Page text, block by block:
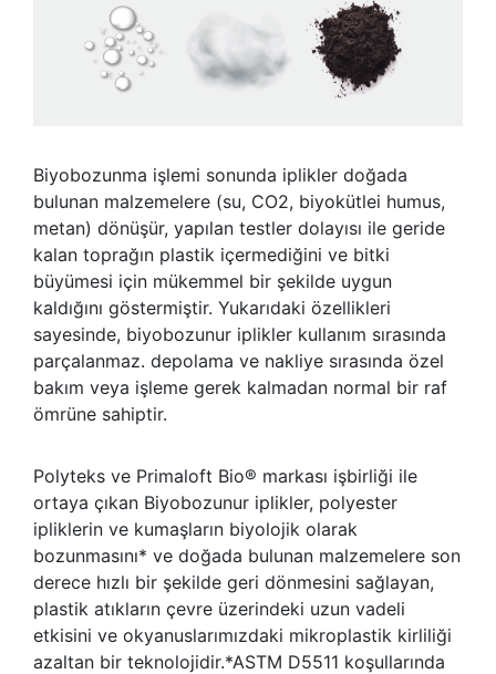
Biyobozunma işlemi sonunda iplikler doğada
bulunan malzemelere (su, CO2, biyokütlei humus,
metan) dönüşür, yapılan testler dolayısı ile geride
kalan toprağın plastik içermediğini ve bitki
büyümesi için mükemmel bir şekilde uygun
kaldığını göstermiştir. Yukarıdaki özellikleri
sayesinde, biyobozunur iplikler kullanım sırasında
parçalanmaz. depolama ve nakliye sırasında özel
bakım veya işleme gerek kalmadan normal bir raf
ömrüne sahiptir.
Polyteks ve Primaloft Bio® markası işbirliği ile
ortaya çıkan Biyobozunur iplikler, polyester
ipliklerin ve kumaşların biyolojik olarak
bozunmasını* ve doğada bulunan malzemelere son
derece hızlı bir şekilde geri dönmesini sağlayan,
plastik atıkların çevre üzerindeki uzun vadeli
etkisini ve okyanuslarımızdaki mikroplastik kirliliği
azaltan bir teknolojidir.*ASTM D5511 koşullarında